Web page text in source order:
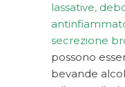
lassative,
secrezione
possono
bevande